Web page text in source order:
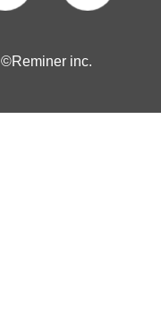
©Reminer inc.